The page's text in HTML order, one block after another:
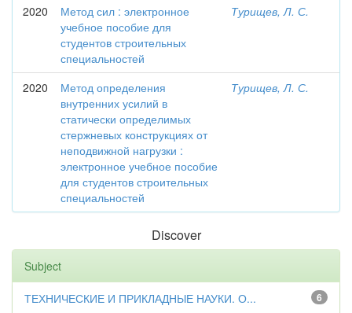
2020
Метод сил : электронное
учебное пособие для
студентов строительных
специальностей
Турищев, Л. С.
2020
Метод определения
внутренних усилий в
статически определимых
стержневых конструкциях от
неподвижной нагрузки :
электронное учебное пособие
для студентов строительных
специальностей
Турищев, Л. С.
Discover
Subject
6
ТЕХНИЧЕСКИЕ И ПРИКЛАДНЫЕ НАУКИ. О...